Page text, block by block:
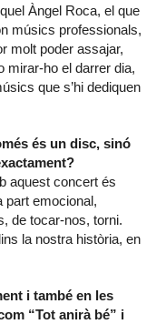
Àngel Roca, el que
músics professionals,
molt poder assajar,
ho el darrer dia,
que s’hi dediquen
és un disc, sinó
aquest concert és
part emocional,
de tocar-nos, torni.
la nostra història, en
i també en les
“Tot anirà bé” i